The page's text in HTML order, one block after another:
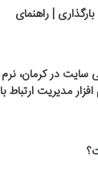
| راهنمای
در کرمان، نرم
مدیریت ارتباط با